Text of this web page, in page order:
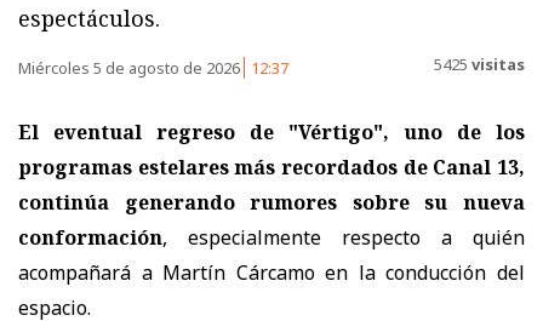
espectáculos.
Miércoles 5 de agosto de 2026 12:37 5425 visitas
El eventual regreso de "Vértigo", uno de los
programas estelares más recordados de Canal 13,
continúa generando rumores sobre su nueva
conformación, especialmente respecto a quién
acompañará a Martín Cárcamo en la conducción del
espacio.